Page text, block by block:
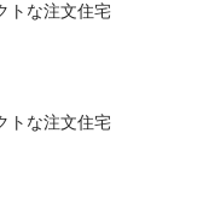
トな注文住宅
トな注文住宅